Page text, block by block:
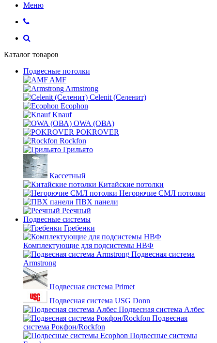
Меню
Каталог товаров
Подвесные потолки
AMF
Armstrong
Celenit (Селенит)
Ecophon
Knauf
OWA (ОВА)
POKROVER
Rockfon
Грильято
Кассетный
Китайские потолки
Негорючие СМЛ потолки
ПВХ панели
Реечный
Подвесные системы
Гребенки
Комплектующие для подсистемы НВФ
Подвесная система
Armstrong
Подвесная система Primet
Подвесная система USG Donn
Подвесная система Албес
Подвесная
система Рокфон/Rockfon
Подвесные системы